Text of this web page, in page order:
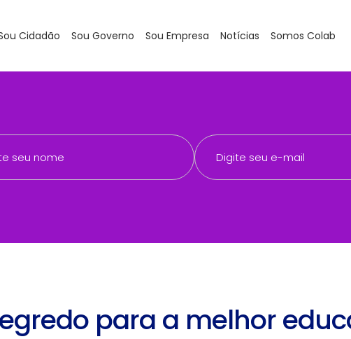
Cidadão Sou Governo Sou Empresa Notícias Somos Colab
para a melhor